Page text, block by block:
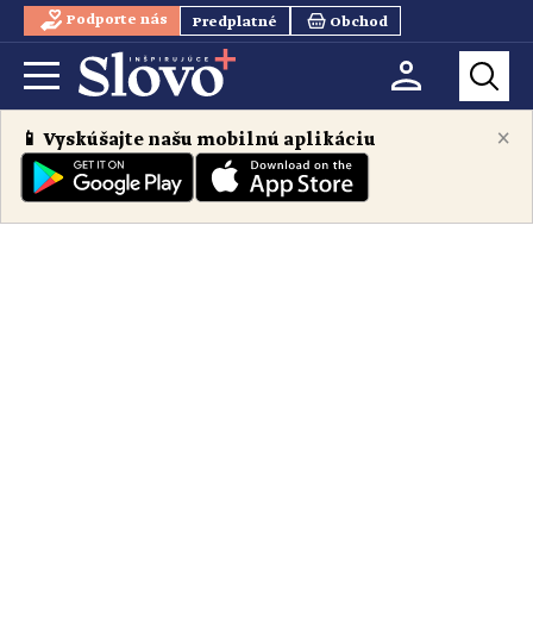
Podporte nás Predplatné Obchod
×
📱 Vyskúšajte našu mobilnú aplikáciu